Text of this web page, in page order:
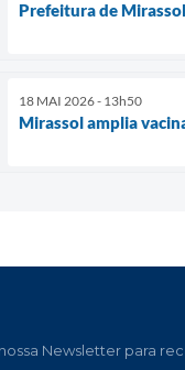
Prefeitura de
18 MAI 2026 - 13h50
Mirassol amplia
Newsletter para